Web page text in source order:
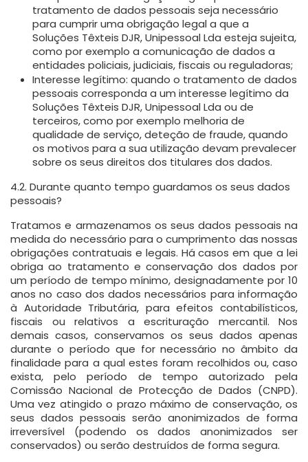
tratamento de dados pessoais seja necessário
para cumprir uma obrigação legal a que a
Soluções Têxteis DJR, Unipessoal Lda esteja sujeita,
como por exemplo a comunicação de dados a
entidades policiais, judiciais, fiscais ou reguladoras;
Interesse legítimo: quando o tratamento de dados
pessoais corresponda a um interesse legítimo da
Soluções Têxteis DJR, Unipessoal Lda ou de
terceiros, como por exemplo melhoria de
qualidade de serviço, deteção de fraude, quando
os motivos para a sua utilização devam prevalecer
sobre os seus direitos dos titulares dos dados.
4.2. Durante quanto tempo guardamos os seus dados
pessoais?
Tratamos e armazenamos os seus dados pessoais na
medida do necessário para o cumprimento das nossas
obrigações contratuais e legais. Há casos em que a lei
obriga ao tratamento e conservação dos dados por
um período de tempo mínimo, designadamente por 10
anos no caso dos dados necessários para informação
à Autoridade Tributária, para efeitos contabilísticos,
fiscais ou relativos a escrituração mercantil. Nos
demais casos, conservamos os seus dados apenas
durante o período que for necessário no âmbito da
finalidade para a qual estes foram recolhidos ou, caso
exista, pelo período de tempo autorizado pela
Comissão Nacional de Protecção de Dados (CNPD).
Uma vez atingido o prazo máximo de conservação, os
seus dados pessoais serão anonimizados de forma
irreversível (podendo os dados anonimizados ser
conservados) ou serão destruídos de forma segura.